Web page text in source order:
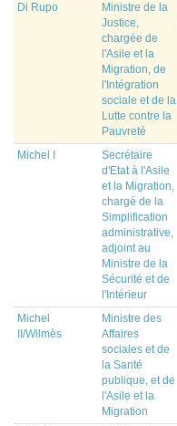
Di Rupo
Ministre de la
Justice,
chargée de
l'Asile et la
Migration, de
l'Intégration
sociale et de la
Lutte contre la
Pauvreté
Michel I
Secrétaire
d'Etat à l'Asile
et la Migration,
chargé de la
Simplification
administrative,
adjoint au
Ministre de la
Sécurité et de
l'Intérieur
Michel
II/Wilmès
Ministre des
Affaires
sociales et de
la Santé
publique, et de
l'Asile et la
Migration